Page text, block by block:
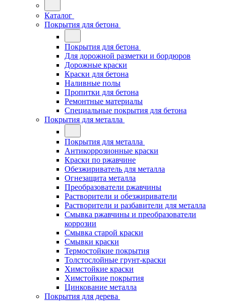
Каталог
Покрытия для бетона
Покрытия для бетона
Для дорожной разметки и бордюров
Дорожные краски
Краски для бетона
Наливные полы
Пропитки для бетона
Ремонтные материалы
Специальные покрытия для бетона
Покрытия для металла
Покрытия для металла
Антикоррозионные краски
Краски по ржавчине
Обезжириватель для металла
Огнезащита металла
Преобразователи ржавчины
Растворители и обезжириватели
Растворители и разбавители для металла
Смывка ржавчины и преобразователи
коррозии
Смывка старой краски
Смывки краски
Термостойкие покрытия
Толстослойные грунт-краски
Химстойкие краски
Химстойкие покрытия
Цинкование металла
Покрытия для дерева